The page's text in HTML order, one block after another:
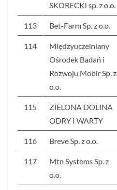
SKORECKI sp. z o.o.
113 Bet-Farm Sp. z o.o.
114
Międzyuczelniany
Ośrodek Badań i
Rozwoju Mobir Sp. z
o.o.
115
ZIELONA DOLINA
ODRY I WARTY
116 Breve Sp. z o.o.
117
Mtn Systems Sp. z
o.o.